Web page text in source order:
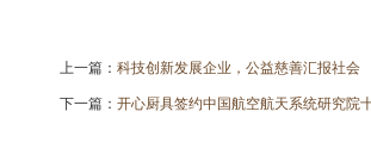
上一篇： 科技创新发展企业，公益慈善汇报社会
下一篇： 开心厨具签约中国航空航天系统研究院